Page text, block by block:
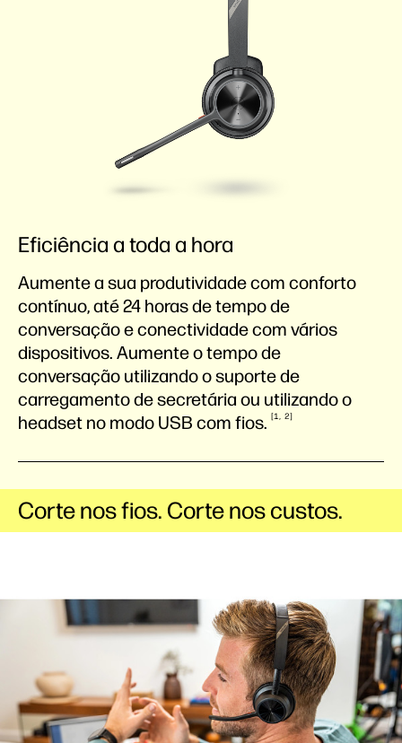
Eficiência a toda a hora
Aumente a sua produtividade com conforto
contínuo, até 24 horas de tempo de
conversação e conectividade com vários
dispositivos. Aumente o tempo de
conversação utilizando o suporte de
carregamento de secretária ou utilizando o
headset no modo USB com fios. 1 2
Corte nos fios. Corte nos custos.